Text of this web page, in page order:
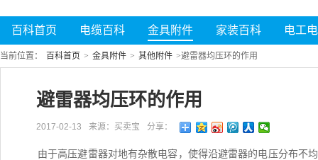
百科首页 电缆百科 金具附件 家装百科 电工
当前位置： 百科首页 > 金具附件 > 其他附件 >避雷器均压环的作用
避雷器均压环的作用
2017-02-13 来源：买卖宝 分享：
由于高压避雷器对地有杂散电容，使得沿避雷器的电压分布不